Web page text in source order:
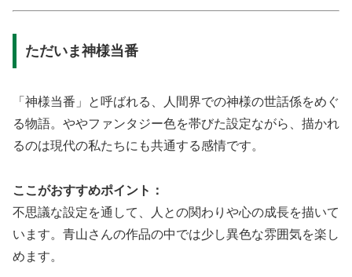
ただいま神様当番
「神様当番」と呼ばれる、人間界での神様の世話係をめぐ
る物語。ややファンタジー色を帯びた設定ながら、描かれ
るのは現代の私たちにも共通する感情です。
ここがおすすめポイント：
不思議な設定を通して、人との関わりや心の成長を描いて
います。青山さんの作品の中では少し異色な雰囲気を楽し
めます。